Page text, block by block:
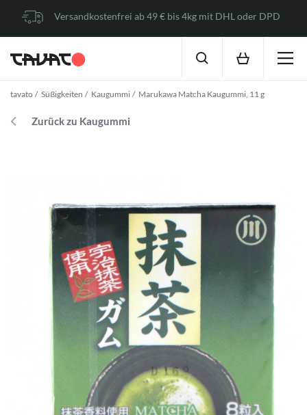
Versandkostenfrei ab 49 € bis 4kg mit DHL oder DPD
tavato Süßigkeiten Kaugummi Marukawa Matcha Kaugummi, 11 g
Zurück zu Kaugummi